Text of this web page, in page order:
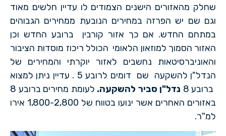
שחלק מהאזורים הישנים הצמודים לו עדיין חלשים מאוד
וגם שם יש הפרזה במחירים הנובעת ממחירים הגבוהים
במתחם החדש. אם כך אזור קורבין ברובע החדש וכן
האזור הסמוך למוזאון הלאומי הכולל ריכוז מוסדות הציבור
והאוניברסיטאות נחשבים לאזור יוקרתי והמחירים של
הנדל"ן להשקעה שם דומים לרובע 5 . עדיין ניתן למצוא
ברובע 8
נדל"ן סביר להשקעה.
לעומת מחירים ברובע 8
באזורים האחרים אשר ינועו בטווח של 1,800-2,800 אירו
למ"ר.